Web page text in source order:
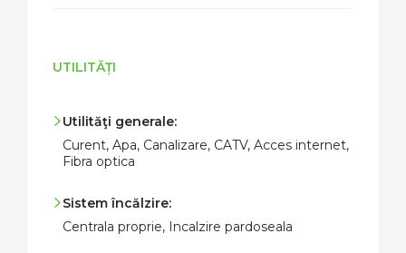
UTILITĂȚI
Utilităţi generale:
Curent, Apa, Canalizare, CATV, Acces internet,
Fibra optica
Sistem încălzire:
Centrala proprie, Incalzire pardoseala